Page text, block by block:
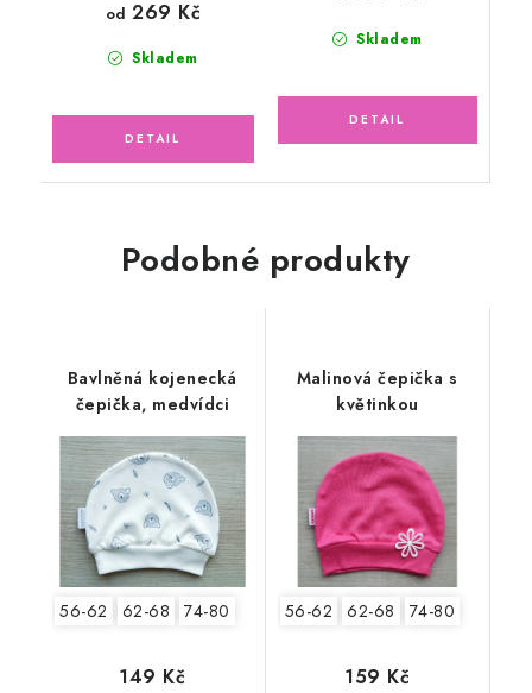
Skladem
od 269 Kč
Skladem
Podobné produkty
Bavlněná kojenecká
čepička, medvídci
56-62 62-68 74-80
149 Kč
Malinová čepička s
květinkou
56-62 62-68 74-80
159 Kč